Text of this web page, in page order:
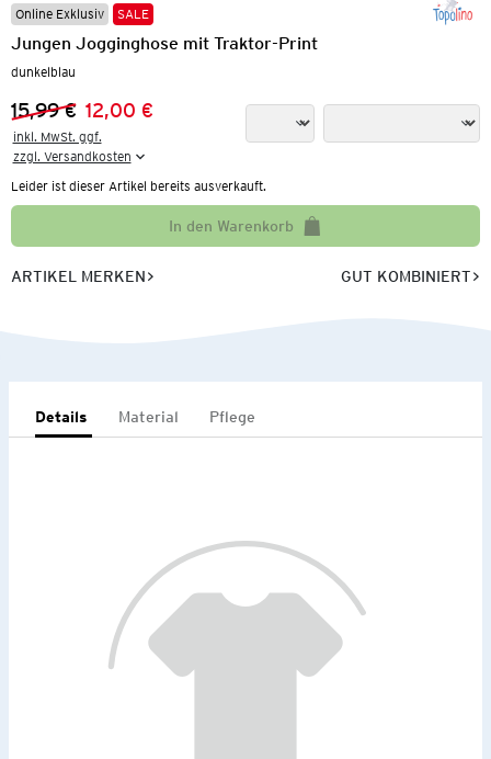
Online Exklusiv SALE
Jungen Jogginghose mit Traktor-Print
dunkelblau
Vorheriger Preis:
15,99 €
Neuer Preis:
12,00 €
inkl. MwSt. ggf.
zzgl. Versandkosten
Leider ist dieser Artikel bereits ausverkauft.
In den Warenkorb
ARTIKEL MERKEN GUT KOMBINIERT
Details Material Pflege